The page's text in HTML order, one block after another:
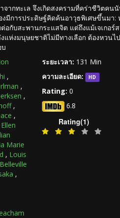
ากทะเล จึงเกิดสงครามที่คร่าชีวิตค
การประดิษฐ์คิดค้นอาวุธพิเศษขึ้นมา:
กับสะพานกระแสจิต แต่ถึงแม้เจเกอ
ห่งมนุษยชาติไม่มีทางเลือก ต้องหวน
,
,
,
,
,
Ellen
Marie
, Louis
,
ระยะเวลา: 131 Min
ความละเอียด:
HD
Rating: 0
6.8
Rating(1)